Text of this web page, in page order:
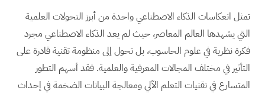
تمثل انعكاسات الذكاء الاصطناعي واحدة من أبرز التحولات العلمية
التي يشهدها العالم المعاصر، حيث لم يعد الذكاء الاصطناعي مجرد
فكرة نظرية في علوم الحاسوب، بل تحول إلى منظومة تقنية قادرة على
التأثير في مختلف المجالات المعرفية والعلمية. فقد أسهم التطور
المتسارع في تقنيات التعلم الآلي ومعالجة البيانات الضخمة في إحداث